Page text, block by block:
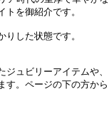
を御紹介です。
した状態です。
ュビリーアイテムや、
す。ページの下の方から